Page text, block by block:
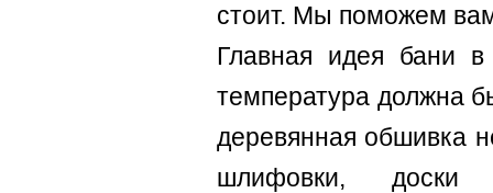
стоит. Мы поможем
Главная идея бани в
температура должна
деревянная обшивка
шлифовки, доски